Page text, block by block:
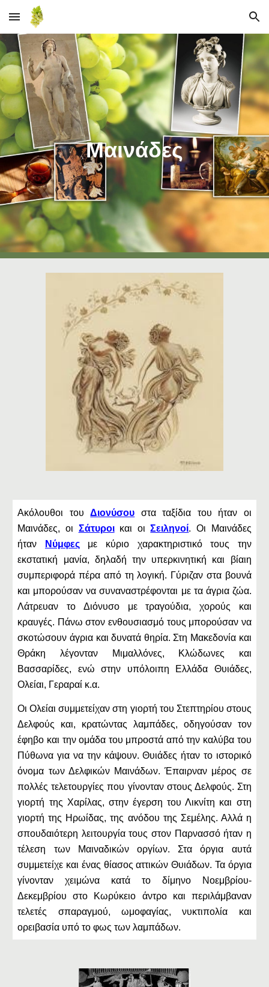
Skip to main content Skip to navigation
Μαινάδες
Ακόλουθοι τουΔιονύσου στα ταξίδια του ήταν οι
Μαινάδες, οι Σάτυροικαι οιΣειληνοί. Οι Μαινάδες
ήταν
Nύμφεςμε κύριο χαρακτηριστικό τους την
εκστατική μανία, δηλαδή την υπερκινητική και βίαιη
συμπεριφορά πέρα από τη λογική. Γύριζαν στα βουνά
και μπορούσαν να συναναστρέφονται με τα άγρια ζώα.
Λάτρευαν το Διόνυσο με τραγούδια, χορούς και
κραυγές. Πάνω στον ενθουσιασμό τους μπορούσαν να
σκοτώσουν άγρια και δυνατά θηρία. Στη Μακεδονία και
Θράκη λέγονταν Μιμαλλόνες, Κλώδωνες και
Βασσαρίδες, ενώ στην υπόλοιπη Ελλάδα Θυιάδες,
Ολείαι, Γεραραί κ.α.
Οι Ολείαι συμμετείχαν στη γιορτή του Στεπτηρίου στους
Δελφούς και, κρατώντας λαμπάδες, οδηγούσαν τον
έφηβο και την ομάδα του μπροστά από την καλύβα του
Πύθωνα για να την κάψουν. Θυιάδες ήταν το ιστορικό
όνομα των Δελφικών Μαινάδων. Έπαιρναν μέρος σε
πολλές τελετουργίες που γίνονταν στους Δελφούς. Στη
γιορτή της Χαρίλας, στην έγερση του Λικνίτη και στη
γιορτή της Ηρωίδας, της ανόδου της Σεμέλης. Αλλά η
σπουδαιότερη λειτουργία τους στον Παρνασσό ήταν η
τέλεση των Μαιναδικών οργίων. Στα όργια αυτά
συμμετείχε και ένας θίασος αττικών Θυιάδων. Τα όργια
γίνονταν χειμώνα κατά το δίμηνο Νοεμβρίου-
Δεκεμβρίου στο Κωρύκειο άντρο και περιλάμβαναν
τελετές σπαραγμού, ωμοφαγίας, νυκτιπολία και
ορειβασία υπό το φως των λαμπάδων.